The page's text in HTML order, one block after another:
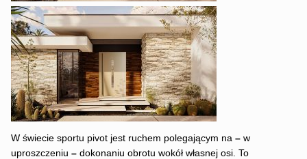
W świecie sportu pivot jest ruchem polegającym na –w
uproszczeniu – dokonaniu obrotu wokół własnej osi. To